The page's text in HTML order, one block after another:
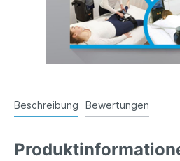
Beschreibung Bewertungen